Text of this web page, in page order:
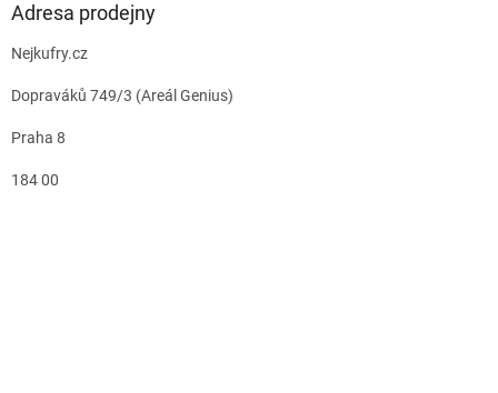
Adresa prodejny
Nejkufry.cz
Dopraváků 749/3 (Areál Genius)
Praha 8
184 00